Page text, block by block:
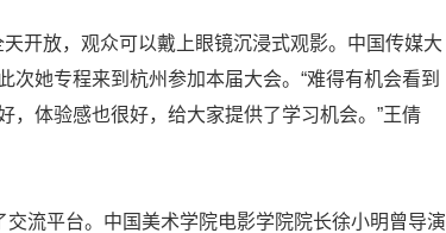
开放，观众可以戴上眼镜沉浸式观影。中国传媒大
次她专程来到杭州参加本届大会。“难得有机会看到
，体验感也很好，给大家提供了学习机会。”王倩
交流平台。中国美术学院电影学院院长徐小明曾导演